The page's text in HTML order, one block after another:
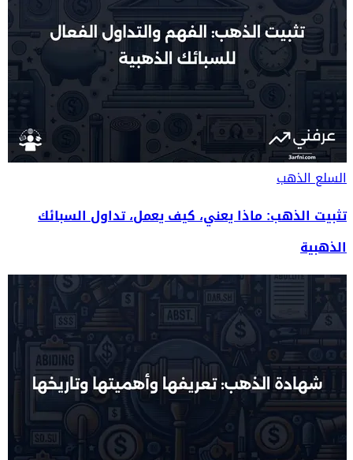
السلعالذهب
تثبيت الذهب: ماذا يعني، كيف يعمل، تداول السبائك
الذهبية